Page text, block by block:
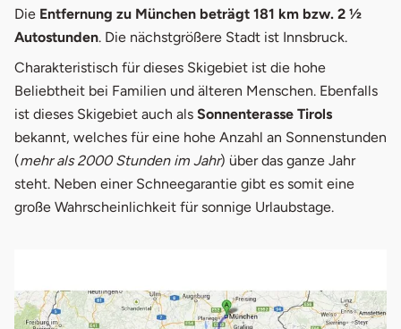
Die Entfernung zu München beträgt 181 km bzw. 2 ½
Autostunden. Die nächstgrößere Stadt ist Innsbruck.
Charakteristisch für dieses Skigebiet ist die hohe
Beliebtheit bei Familien und älteren Menschen. Ebenfalls
ist dieses Skigebiet auch als Sonnenterasse Tirols
bekannt, welches für eine hohe Anzahl an Sonnenstunden
(mehr als 2000 Stunden im Jahr) über das ganze Jahr
steht. Neben einer Schneegarantie gibt es somit eine
große Wahrscheinlichkeit für sonnige Urlaubstage.